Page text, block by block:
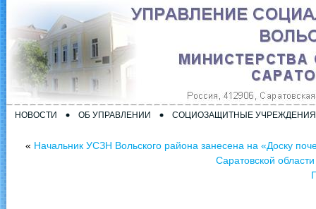
НОВОСТИ ОБ УПРАВЛЕНИИ СОЦИОЗАЩИТНЫЕ УЧРЕЖДЕНИЯ
« Начальник УСЗН Вольского района занесена на «Доску
Саратовской области